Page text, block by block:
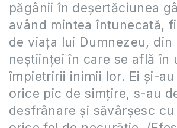
păgânii în deşertăciunea
având mintea întunecată,
de viaţa lui Dumnezeu, din
neştiinţei în care se află în
împietririi inimii lor. Ei şi-
orice pic de simţire, s-au
desfrânare şi săvârşesc